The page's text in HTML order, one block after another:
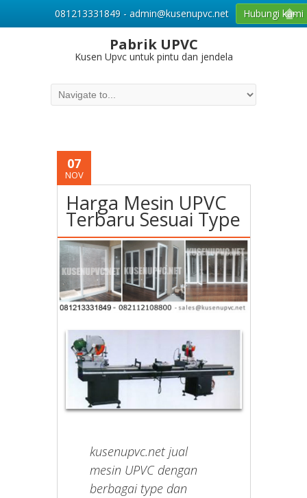
Pabrik UPVC
Kusen Upvc untuk pintu dan jendela
07
NOV
Harga Mesin UPVC
Terbaru Sesuai Type
kusenupvc.net jual
mesin UPVC dengan
berbagai type dan
081213331849 - admin@kusenupvc.net Hubungi kami